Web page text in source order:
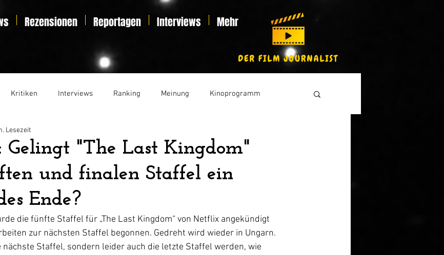
Rezensionen Reportagen Interviews Mehr
Kritiken Interviews Ranking Meinung Kinoprogramm
Essay
"The Last Kingdom"
und finalen Staffel ein
Ende?
Lesezeit
die fünfte Staffel für „The Last Kingdom“ von Netflix angekündigt
zur nächsten Staffel begonnen. Gedreht wird wieder in Ungarn.
nächste Staffel, sondern leider auch die letzte Staffel werden, wie